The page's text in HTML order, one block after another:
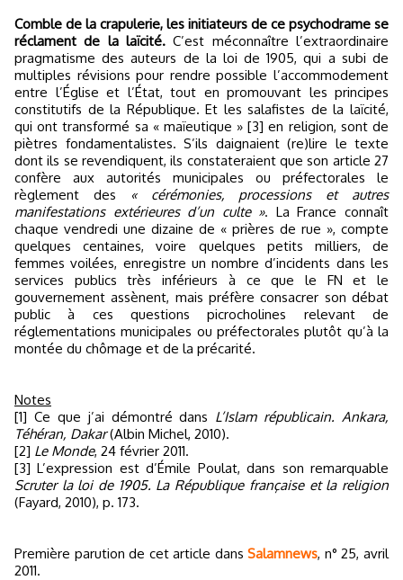
Comble de la crapulerie, les initiateurs de ce psychodrame se
réclament de la laïcité. C’est méconnaître l’extraordinaire
pragmatisme des auteurs de la loi de 1905, qui a subi de
multiples révisions pour rendre possible l’accommodement
entre l’Église et l’État, tout en promouvant les principes
constitutifs de la République. Et les salafistes de la laïcité,
qui ont transformé sa « maïeutique » [3] en religion, sont de
piètres fondamentalistes. S’ils daignaient (re)lire le texte
dont ils se revendiquent, ils constateraient que son article 27
confère aux autorités municipales ou préfectorales le
règlement des
« cérémonies, processions et autres
manifestations extérieures d’un culte ». La France connaît
chaque vendredi une dizaine de « prières de rue », compte
quelques centaines, voire quelques petits milliers, de
femmes voilées, enregistre un nombre d’incidents dans les
services publics très inférieurs à ce que le FN et le
gouvernement assènent, mais préfère consacrer son débat
public à ces questions picrocholines relevant de
réglementations municipales ou préfectorales plutôt qu’à la
montée du chômage et de la précarité.
Notes
[1] Ce que j’ai démontré dans L’Islam républicain. Ankara,
Téhéran, Dakar(Albin Michel, 2010).
[2] Le Monde, 24 février 2011.
[3] L’expression est d’Émile Poulat, dans son remarquable
Scruter la loi de 1905. La République française et la religion
(Fayard, 2010), p. 173.
Première parution de cet article dansSalamnews, n° 25, avril
2011.